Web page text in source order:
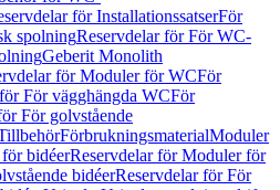
för InstallationssatserFör
spolningReservdelar för För WC-
Geberit Monolith
för Moduler för WCFör
För vägghängda WCFör
För golvstående
FörbrukningsmaterialModuler
bidéerReservdelar för Moduler för
bidéerReservdelar för För